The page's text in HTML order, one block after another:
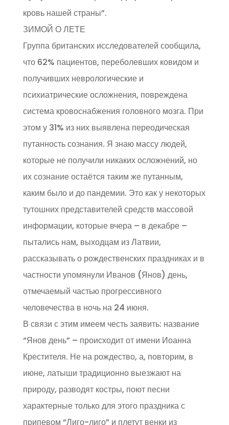
кровь нашей страны”.
ЗИМОЙ О ЛЕТЕ
Группа британских исследователей сообщила,
что 62% пациентов, переболевших ковидом и
получивших неврологические и
психиатрические осложнения, повреждена
система кровоснабжения головного мозга. При
этом у 31% из них выявлена переодическая
путанность сознания. Я знаю массу людей,
которые не получили никаких осложнений, но
их сознание остаётся таким же путанным,
каким было и до пандемии. Это как у некоторых
тутошних представителей средств массовой
информации, которые вчера – в декабре –
пытались нам, выходцам из Латвии,
рассказывать о рождественских праздниках и в
частности упомянули Иванов (Янов) день,
отмечаемый частью прогрессивного
человечества в ночь на 24 июня.
В связи с этим имеем честь заявить: название
“Янов день” – происходит от имени Иоанна
Крестителя. Не на рождество, а, повторим, в
июне, латыши традиционно выезжают на
природу, разводят костры, поют песни
характерные только для этого праздника с
припевом “Лиго-лиго” и плетут венки из